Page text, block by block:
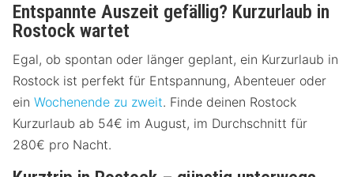
Entspannte Auszeit gefällig? Kurzurlaub in
Rostock wartet
Egal, ob spontan oder länger geplant, ein Kurzurlaub in
Rostock ist perfekt für Entspannung, Abenteuer oder
ein Wochenende zu zweit. Finde deinen Rostock
Kurzurlaub ab 54€ im August, im Durchschnitt für
280€ pro Nacht.